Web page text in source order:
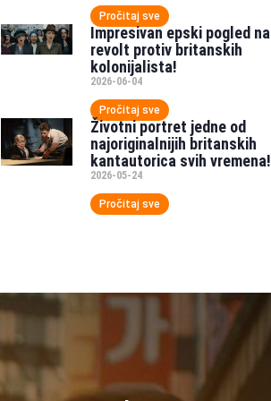
Pročitaj sve
Impresivan epski pogled na
revolt protiv britanskih
kolonijalista!
2026-06-04
Pročitaj sve
Životni portret jedne od
najoriginalnijih britanskih
kantautorica svih vremena!
2026-05-24
Pročitaj sve